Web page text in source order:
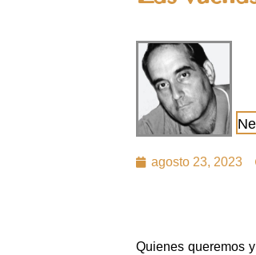
agosto 23, 2023
Quienes queremos